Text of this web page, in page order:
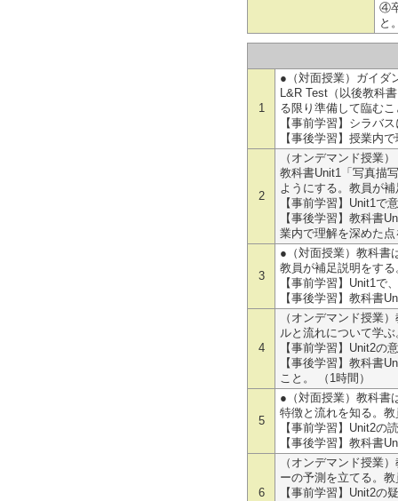
④
と
1
●（対面授業）ガイダ
L&R Test（以後教科
る限り準備して臨むこ
【事前学習】シラバ
【事後学習】授業内
2
（オンデマンド授業）
教科書Unit1「写真描
ようにする。教員が
【事前学習】Unit1で
【事後学習】教科書
業内で理解を深めた
3
●（対面授業）教科書
教員が補足説明をす
【事前学習】Unit1で
【事後学習】教科書
4
（オンデマンド授業
ルと流れについて学
【事前学習】Unit2の
【事後学習】教科書
こと。 （1時間）
5
●（対面授業）教科書
特徴と流れを知る。
【事前学習】Unit2の
【事後学習】教科書
6
（オンデマンド授業
ーの予測を立てる。
【事前学習】Unit2の